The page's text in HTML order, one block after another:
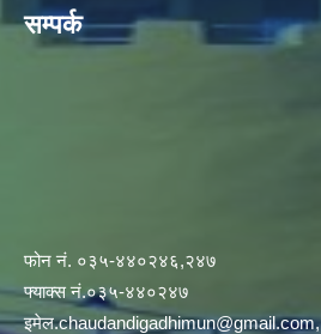
सम्पर्क
फोन नं. ०३५-४४०२४६,२४७
फ्याक्स नं.०३५-४४०२४७
इमेल.chaudandigadhimun@gmail.com,